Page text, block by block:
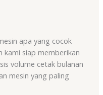
apa yang cocok
kami siap memberikan
volume cetak bulanan
mesin yang paling